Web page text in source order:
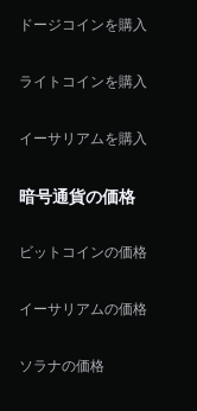
ドージコインを購入
ライトコインを購入
イーサリアムを購入
暗号通貨の価格
ビットコインの価格
イーサリアムの価格
ソラナの価格